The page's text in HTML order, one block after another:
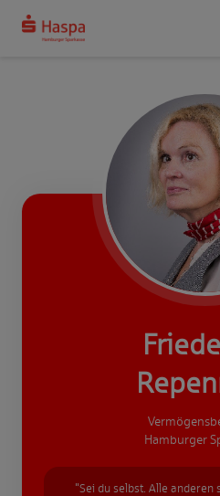
Hamburger
"Sei du selbst. Alle anderen